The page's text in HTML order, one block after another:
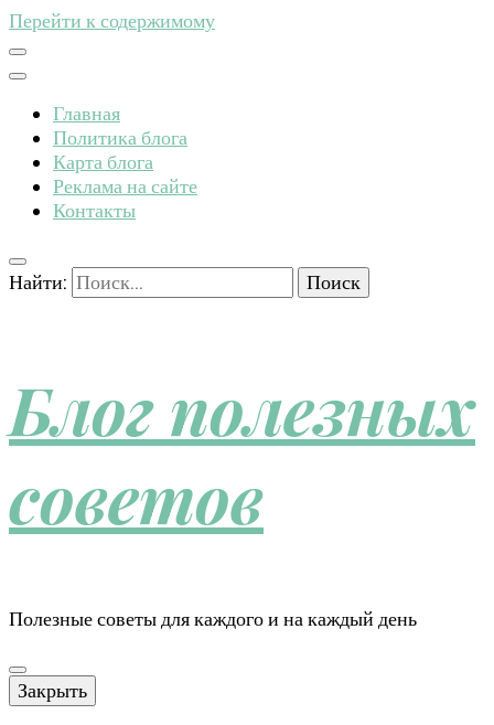
Перейти к содержимому
Главная
Политика блога
Карта блога
Реклама на сайте
Контакты
Найти:
Блог полезных
советов
Полезные советы для каждого и на каждый день
Закрыть